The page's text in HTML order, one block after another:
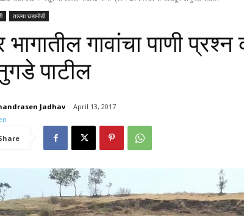
ताज्या घडामोडी
गावांचा पाणी
पाटील
Jadhav April 13, 2017